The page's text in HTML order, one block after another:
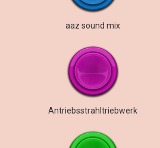
aaz sound mix
Antriebsstrahltriebwerk